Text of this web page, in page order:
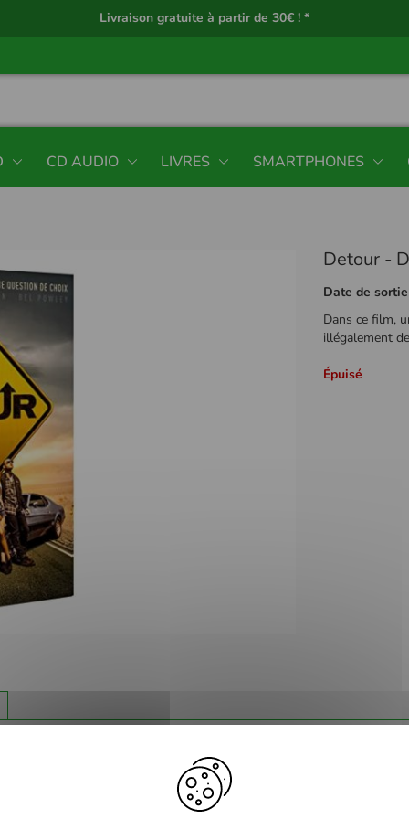
Livraison gratuite à partir de 30€ ! *
CD AUDIO LIVRES SMARTPHONES
Detour -
Date de sortie
Dans ce film,
illégalement
Épuisé
Sheridan Bel Powley Emory Cohen Jared
Sibongile Mlambo Stephen Moyer John